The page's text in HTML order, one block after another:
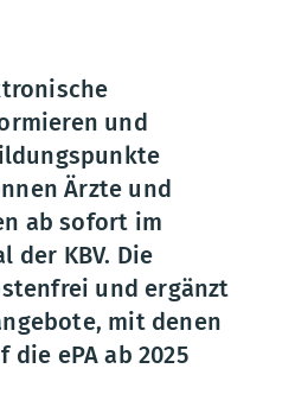
und
Ärzte und
ab sofort im
der KBV. Die
und ergänzt
mit denen
die ePA ab 2025